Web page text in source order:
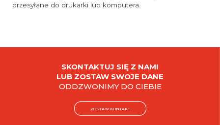
przesyłane do drukarki lub komputera.
SKONTAKTUJ SIĘ Z NAMI
LUB ZOSTAW SWOJE DANE
ODDZWONIMY DO CIEBIE
ZOSTAW KONTAKT